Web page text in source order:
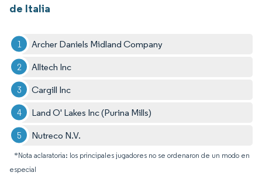
de Italia
Archer Daniels Midland Company
Alltech Inc
Cargill Inc
Land O' Lakes Inc (Purina Mills)
Nutreco N.V.
*Nota aclaratoria: los principales jugadores no se ordenaron de un modo en
especial